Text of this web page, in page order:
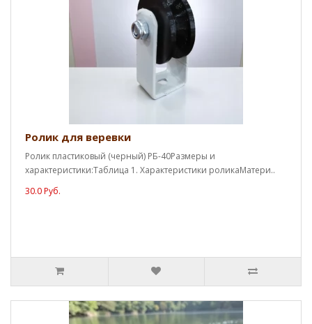
Ролик для веревки
Ролик пластиковый (черный) РБ-40Размеры и
характеристики:Таблица 1. Характеристики роликаМатери..
30.0 Руб.